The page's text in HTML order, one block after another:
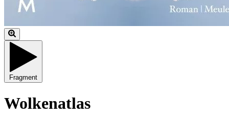
Fragment
Wolkenatlas